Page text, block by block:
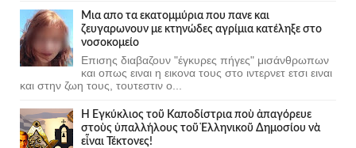
Μια απο τα εκατομμύρια που πανε και
ζευγαρωνουν με κτηνώδες αγρίμια κατέληξε στο
νοσοκομείο
Επισης διαβαζουν "έγκυρες πήγες" μισάνθρωπων
και οπως ειναι η εικονα τους στο ιντερνετ ετσι ειναι
και στην ζωη τους, τουτεστιν ο...
Ἡ Ἐγκύκλιος τοῦ Καποδίστρια ποὺ ἀπαγόρευε
στοὺς ὑπαλλήλους τοῦ Ἑλληνικοῦ Δημοσίου νὰ
εἶναι Τέκτονες!